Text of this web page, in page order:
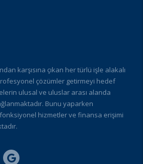
karşısına çıkan her türlü işle alakalı
çözümler getirmeyi hedef
ulusal ve uluslar arası alanda
Bunu yaparken
fonksiyonel hizmetler ve finansa erişimi